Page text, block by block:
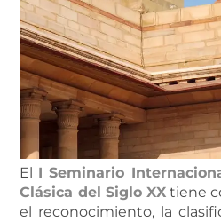
El I Seminario
Clásica del Siglo XXtiene
el reconocimiento, la